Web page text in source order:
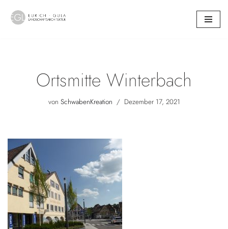
Zum
Ortsmitte Winterbach
von SchwabenKreation Dezember 17, 2021